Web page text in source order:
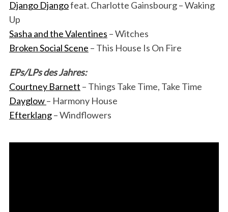
Django Djangofeat. Charlotte Gainsbourg – Waking
Up
Sasha and the Valentines – Witches
Broken Social Scene – This House Is On Fire
EPs/LPs des Jahres:
Courtney Barnett – Things Take Time, Take Time
Dayglow– Harmony House
Efterklang– Windflowers